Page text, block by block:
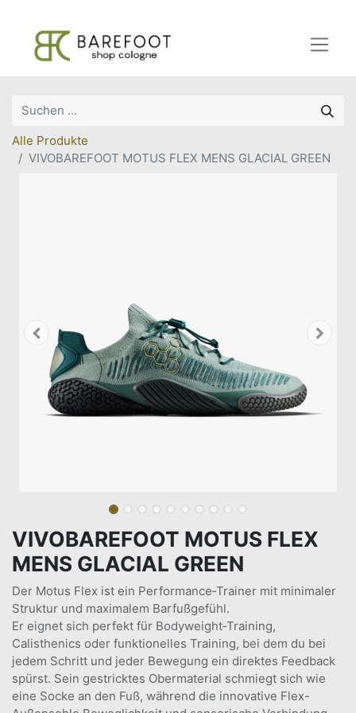
Alle Produkte
VIVOBAREFOOT MOTUS FLEX MENS GLACIAL GREEN
VIVOBAREFOOT MOTUS FLEX
MENS GLACIAL GREEN
Der Motus Flex ist ein Performance‑Trainer mit minimaler
Struktur und maximalem Barfußgefühl.
Er eignet sich perfekt für Bodyweight‑Training,
Calisthenics oder funktionelles Training, bei dem du bei
jedem Schritt und jeder Bewegung ein direktes Feedback
spürst. Sein gestricktes Obermaterial schmiegt sich wie
eine Socke an den Fuß, während die innovative Flex-